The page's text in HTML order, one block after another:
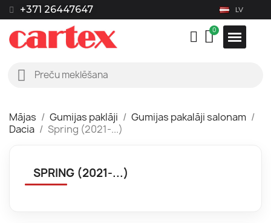
+371 26447647 LV
Mājas Gumijas paklāji
Gumijas pakalāji salonam
Dacia
Spring (2021-...)
SPRING (2021-...)